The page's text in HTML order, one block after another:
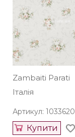
Zambaiti Parati
Італія
Артикул: 1033620
Купити